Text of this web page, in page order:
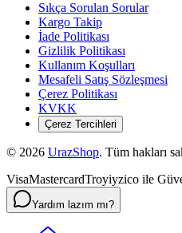
Sıkça Sorulan Sorular
Kargo Takip
İade Politikası
Gizlilik Politikası
Kullanım Koşulları
Mesafeli Satış Sözleşmesi
Çerez Politikası
KVKK
Çerez Tercihleri
© 2026 UrazShop. Tüm hakları
VisaMastercardTroyiyzico ile
Yardım lazım mı?